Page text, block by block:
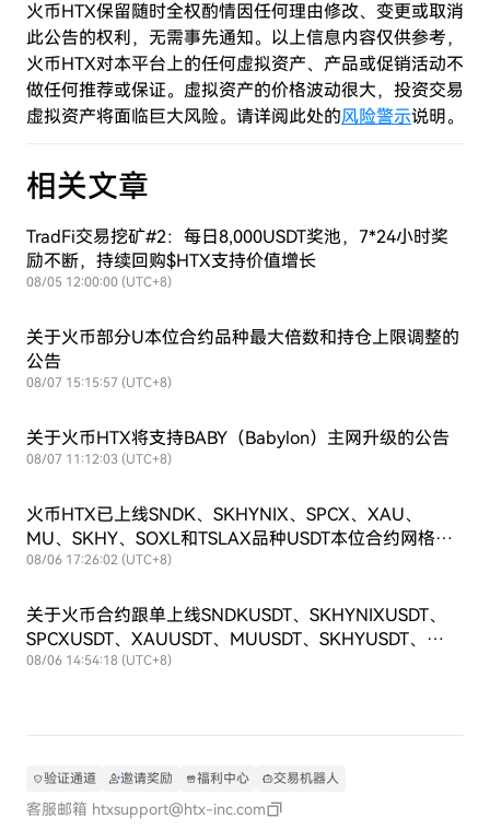
火币HTX保留随时全权酌情因任何理由修改、变更或取消
此公告的权利，无需事先通知。以上信息内容仅供参考，
火币HTX对本平台上的任何虚拟资产、产品或促销活动不
做任何推荐或保证。虚拟资产的价格波动很大，投资交易
虚拟资产将面临巨大风险。请详阅此处的风险警示说明。
相关文章
TradFi交易挖矿#2：每日8,000USDT奖池，7*24小时奖
励不断，持续回购$HTX支持价值增长
08/05 12:00:00 (UTC+8)
关于火币部分U本位合约品种最大倍数和持仓上限调整的
公告
08/07 15:15:57 (UTC+8)
关于火币HTX将支持BABY（Babylon）主网升级的公告
08/07 11:12:03 (UTC+8)
火币HTX已上线SNDK、SKHYNIX、SPCX、XAU、
MU、SKHY、SOXL和TSLAX品种USDT本位合约网格交
易
08/06 17:26:02 (UTC+8)
关于火币合约跟单上线SNDKUSDT、SKHYNIXUSDT、
SPCXUSDT、XAUUSDT、MUUSDT、SKHYUSDT、
SOXLUSDT和TSLAXUSDT交易对的公告
08/06 14:54:18 (UTC+8)
验证通道 邀请奖励 福利中心 交易机器人
客服邮箱 htxsupport@htx-inc.com